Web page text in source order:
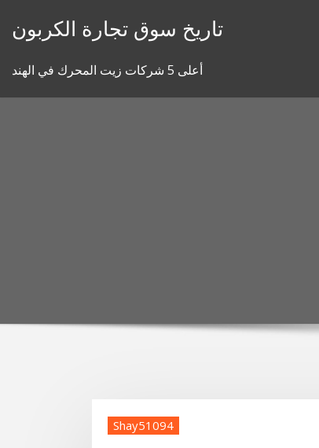
تاريخ سوق تجارة الكربون
أعلى 5 شركات زيت المحرك في الهند
Shay51094